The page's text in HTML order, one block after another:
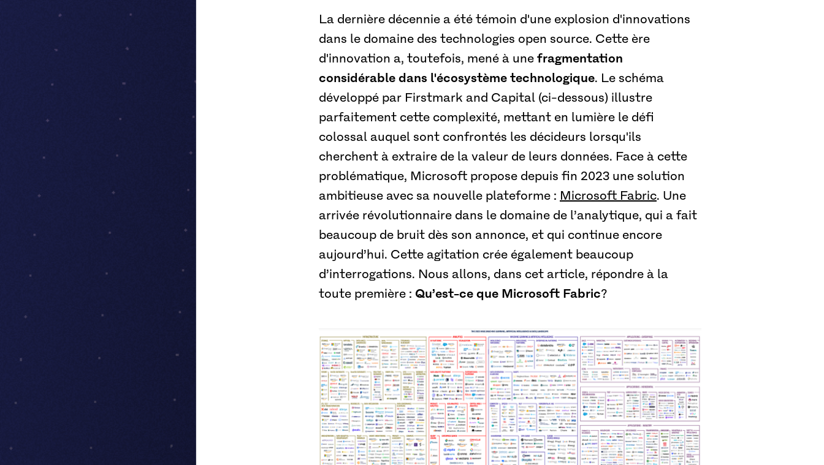
La dernière décennie a été témoin d'une explosion d'innovations
dans le domaine des technologies open source. Cette ère
d'innovation a, toutefois, mené à unefragmentation
considérable dans l'écosystème technologique. Le schéma
développé par Firstmark and Capital (ci-dessous) illustre
parfaitement cette complexité, mettant en lumière le défi
colossal auquel sont confrontés les décideurs lorsqu'ils
cherchent à extraire de la valeur de leurs données. Face à cette
problématique, Microsoft propose depuis fin 2023 une solution
ambitieuse avec sa nouvelle plateforme : Microsoft Fabric. Une
arrivée révolutionnaire dans le domaine de l’analytique, qui a fait
beaucoup de bruit dès son annonce, et qui continue encore
aujourd’hui. Cette agitation crée également beaucoup
d’interrogations. Nous allons, dans cet article, répondre à la
toute première : Qu’est-ce que Microsoft Fabric?